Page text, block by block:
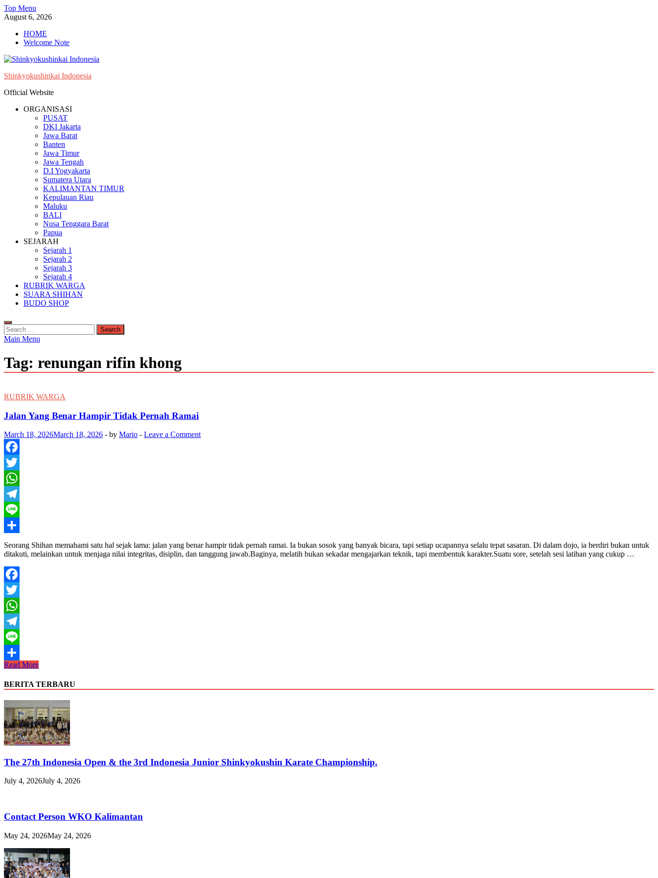
Skip
to
Top Menu
August 6, 2026
HOME
Welcome Note
Shinkyokushinkai Indonesia
Official Website
ORGANISASI
PUSAT
DKI Jakarta
Jawa Barat
Banten
Jawa Timur
Jawa Tengah
D.I Yogyakarta
Sumatera Utara
KALIMANTAN TIMUR
Kepulauan Riau
Maluku
BALI
Nusa Tenggara Barat
Papua
SEJARAH
Sejarah 1
Sejarah 2
Sejarah 3
Sejarah 4
RUBRIK WARGA
SUARA SHIHAN
BUDO SHOP
Search
for:
Main Menu
Tag: renungan rifin khong
RUBRIK WARGA
Jalan Yang Benar Hampir Tidak Pernah Ramai
March 18, 2026March 18, 2026 - by Mario - Leave a Comment
Facebook
Twitter
WhatsApp
Telegram
Line
Share
Seorang Shihan memahami satu hal sejak lama: jalan yang benar hampir tidak pernah ramai. Ia bukan sosok yang banyak bicara, tapi setiap ucapannya selalu tepat sasaran. Di dalam dojo, ia berdiri bukan untuk
ditakuti, melainkan untuk menjaga nilai integritas, disiplin, dan tanggung jawab.Baginya, melatih bukan sekadar mengajarkan teknik, tapi membentuk karakter.Suatu sore, setelah sesi latihan yang cukup …
Facebook
Twitter
WhatsApp
Telegram
Line
Share
Jalan
Benar
Hampir
Tidak
Pernah
Ramai
Read More
BERITA TERBARU
The 27th Indonesia Open & the 3rd Indonesia Junior Shinkyokushin Karate Championship.
July 4, 2026July 4, 2026
Contact Person WKO Kalimantan
May 24, 2026May 24, 2026